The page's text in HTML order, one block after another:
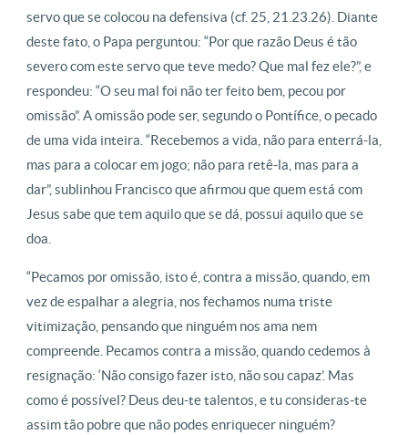
servo que se colocou na defensiva (cf. 25, 21.23.26). Diante
deste fato, o Papa perguntou: “Por que razão Deus é tão
severo com este servo que teve medo? Que mal fez ele?”, e
respondeu: “O seu mal foi não ter feito bem, pecou por
omissão”. A omissão pode ser, segundo o Pontífice, o pecado
de uma vida inteira. “Recebemos a vida, não para enterrá-la,
mas para a colocar em jogo; não para retê-la, mas para a
dar”, sublinhou Francisco que afirmou que quem está com
Jesus sabe que tem aquilo que se dá, possui aquilo que se
doa.
“Pecamos por omissão, isto é, contra a missão, quando, em
vez de espalhar a alegria, nos fechamos numa triste
vitimização, pensando que ninguém nos ama nem
compreende. Pecamos contra a missão, quando cedemos à
resignação: ‘Não consigo fazer isto, não sou capaz’. Mas
como é possível? Deus deu-te talentos, e tu consideras-te
assim tão pobre que não podes enriquecer ninguém?